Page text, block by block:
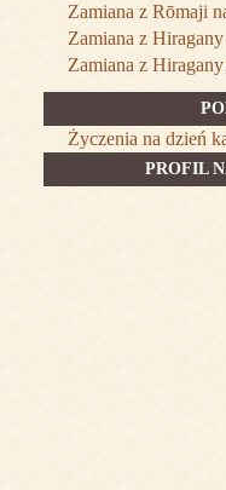
Zamiana z Rōmaji
Zamiana z
Zamiana z
Życzenia na dzień
PROFIL